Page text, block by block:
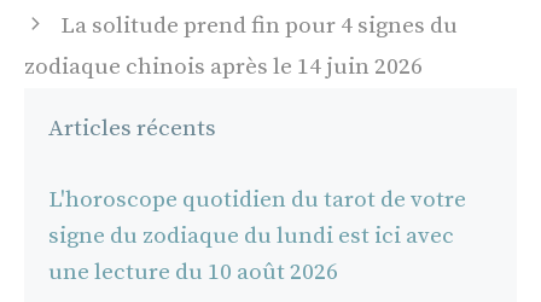
La solitude prend fin pour 4 signes du
zodiaque chinois après le 14 juin 2026
Articles récents
L'horoscope quotidien du tarot de votre
signe du zodiaque du lundi est ici avec
une lecture du 10 août 2026